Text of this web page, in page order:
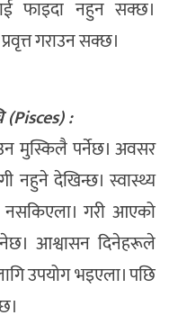
फाइदा नहुन सक्छ।
गराउन सक्छ।
:
मुस्किलै पर्नेछ। अवसर
नहुने देखिन्छ। स्वास्थ्य
गरी आएको
आश्वासन दिनेहरूले
उपयोग भइएला। पछि